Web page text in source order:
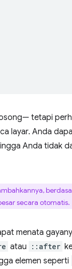
tetapi
layar. Anda
Anda tidak
secara otomatis.
menata
atau ::after
elemen seperti